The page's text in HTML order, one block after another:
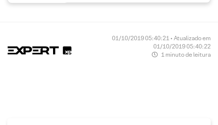
01/10/2019 05:40:21 • Atualizado em
01/10/2019 05:40:22
1 minuto de leitura